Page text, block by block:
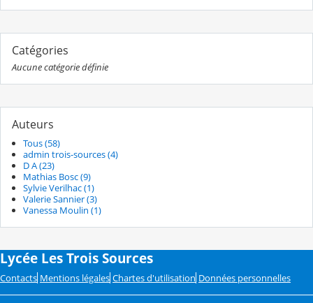
Catégories
Aucune catégorie définie
Auteurs
Tous (58)
admin trois-sources (4)
D A (23)
Mathias Bosc (9)
Sylvie Verilhac (1)
Valerie Sannier (3)
Vanessa Moulin (1)
Lycée Les Trois Sources
Contacts Mentions légales Chartes d'utilisation Données personnelles